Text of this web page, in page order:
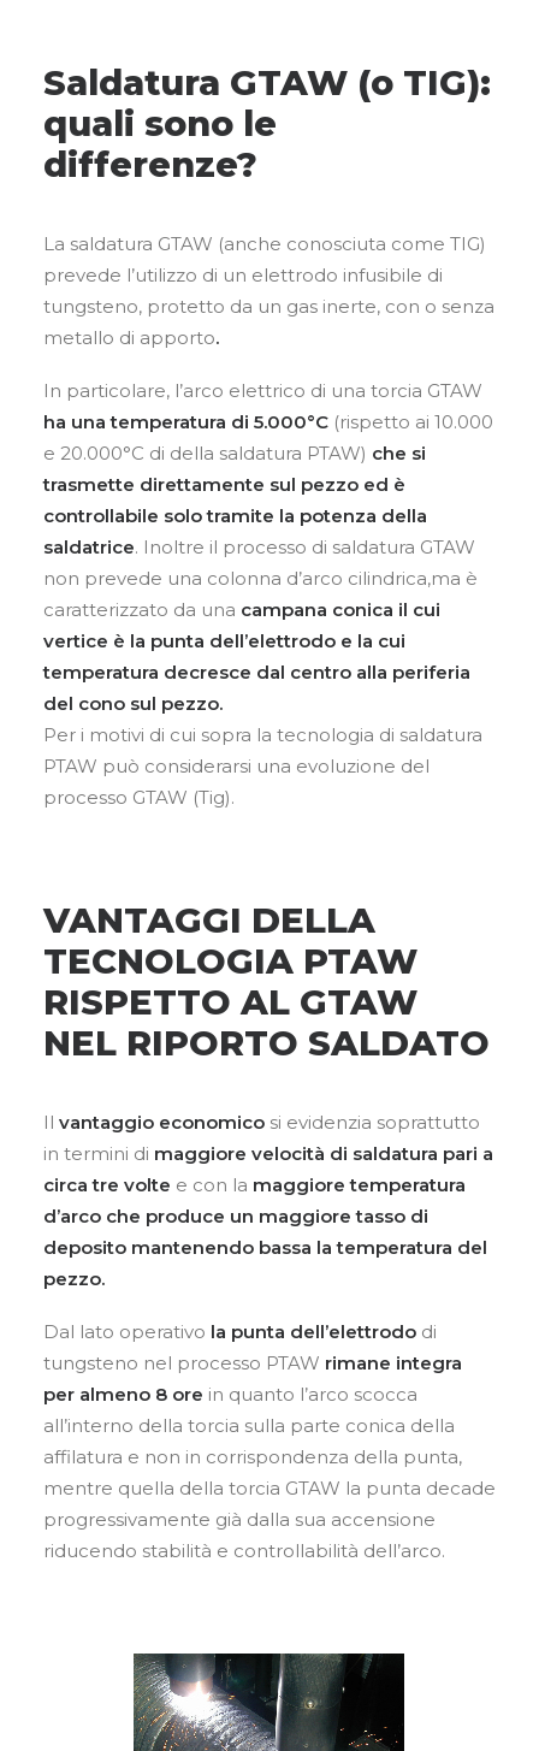
Saldatura GTAW (o TIG):
quali sono le
differenze?
La saldatura GTAW (anche conosciuta come TIG)
prevede l’utilizzo di un elettrodo infusibile di
tungsteno, protetto da un gas inerte, con o senza
metallo di apporto.
In particolare, l’arco elettrico di una torcia GTAW
ha una temperatura di 5.000°C (rispetto ai 10.000
e 20.000°C di della saldatura PTAW) che si
trasmette direttamente sul pezzo ed è
controllabile solo tramite la potenza della
saldatrice. Inoltre il processo di saldatura GTAW
non prevede una colonna d’arco cilindrica,ma è
caratterizzato da una campana conica il cui
vertice è la punta dell’elettrodo e la cui
temperatura decresce dal centro alla periferia
del cono sul pezzo.
Per i motivi di cui sopra la tecnologia di saldatura
PTAW può considerarsi una evoluzione del
processo GTAW (Tig).
VANTAGGI DELLA
TECNOLOGIA PTAW
RISPETTO AL GTAW
NEL RIPORTO SALDATO
Il vantaggio economico si evidenzia soprattutto
in termini di maggiore velocità di saldatura pari a
circa tre volte e con la maggiore temperatura
d’arco che produce un maggiore tasso di
deposito mantenendo bassa la temperatura del
pezzo.
Dal lato operativo la punta dell’elettrodo di
tungsteno nel processo PTAW rimane integra
per almeno 8 ore in quanto l’arco scocca
all’interno della torcia sulla parte conica della
affilatura e non in corrispondenza della punta,
mentre quella della torcia GTAW la punta decade
progressivamente già dalla sua accensione
riducendo stabilità e controllabilità dell’arco.